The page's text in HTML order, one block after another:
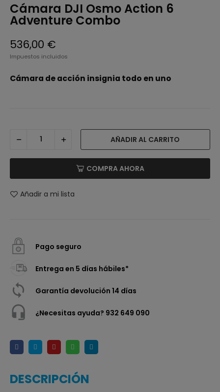
Cámara DJI Osmo Action 6
Adventure Combo
536,00 €
Impuestos incluidos
Cámara de acción insignia todo en uno
AÑADIR AL CARRITO
COMPRA AHORA
Añadir a mi lista
Pago seguro
Entrega en 5 días hábiles*
Garantía devolución 14 días
¿Necesitas ayuda? 932 649 090
DESCRIPCIÓN